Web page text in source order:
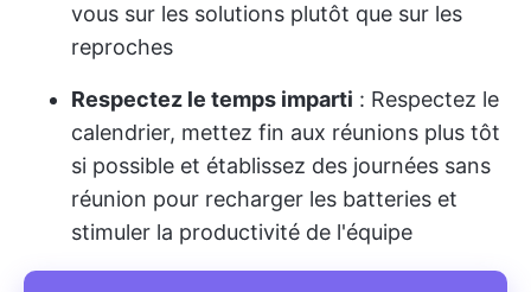
vous sur les solutions plutôt que sur les
reproches
Respectez le temps imparti : Respectez le
calendrier, mettez fin aux réunions plus tôt
si possible et établissez des journées sans
réunion pour recharger les batteries et
stimuler la productivité de l'équipe